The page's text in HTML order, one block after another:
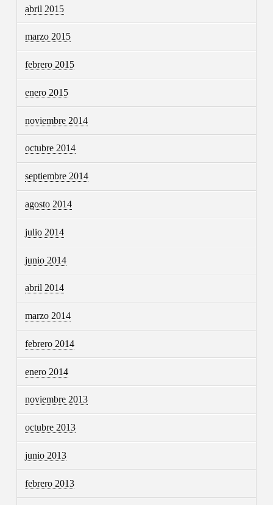
abril 2015
marzo 2015
febrero 2015
enero 2015
noviembre 2014
octubre 2014
septiembre 2014
agosto 2014
julio 2014
junio 2014
abril 2014
marzo 2014
febrero 2014
enero 2014
noviembre 2013
octubre 2013
junio 2013
febrero 2013